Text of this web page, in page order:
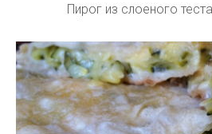
Пирог из слоеного